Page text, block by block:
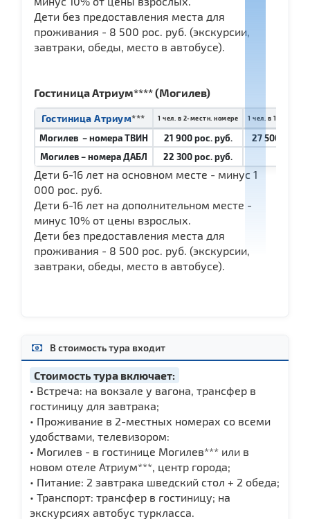
Дети без предоставления места для
проживания - 8 500 рос. руб. (экскурсии,
завтраки, обеды, место в автобусе).
Гостиница Атриум**** (Могилев)
Гостиница Атриум*** 1 чел. в 2-местн. номере 1 чел. в 1-мест.
Могилев – номера ТВИН 21 900 рос. руб.
27 500 рос.
Могилев – номера ДАБЛ
22 300 рос. руб.
Дети 6-16 лет на основном месте - минус 1
000 рос. руб.
Дети 6-16 лет на дополнительном месте -
минус 10% от цены взрослых.
Дети без предоставления места для
проживания - 8 500 рос. руб. (экскурсии,
завтраки, обеды, место в автобусе).
В стоимость тура входит
Стоимость тура включает:
• Встреча: на вокзале у вагона, трансфер в
гостиницу для завтрака;
• Проживание в 2-местных номерах со всеми
удобствами, телевизором:
• Могилев - в гостинице Могилев*** или в
новом отеле Атриум***, центр города;
• Питание: 2 завтрака шведский стол + 2 обеда;
• Транспорт: трансфер в гостиницу; на
экскурсиях автобус туркласса.